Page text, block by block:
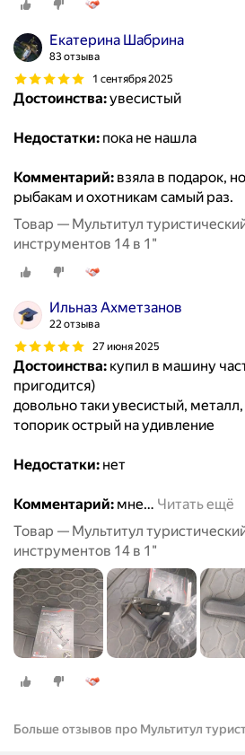
Екатерина Шабрина
83 отзыва
1 сентября 2025
Достоинства:увесистый
Недостатки: пока не нашла
Комментарий: взяла в подарок,
рыбакам и охотникам самый раз.
Товар — Мультитул
инструментов 14 в 1"
Ильназ Ахметзанов
22 отзыва
27 июня 2025
Достоинства: купил в машину
пригодится)
довольно таки увесистый,
топорик острый на удивление
Недостатки: нет
Комментарий: мне… Читать ещё
Товар — Мультитул
инструментов 14 в 1"
Больше отзывов про Мультитул